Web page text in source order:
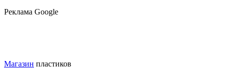
Реклама Google
Магазин пластиков